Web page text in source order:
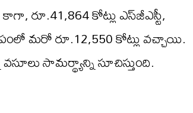
రూ.41,864 కోట్లు ఎస్‌జీఎస్టీ,
మరో రూ.12,550 కోట్లు వచ్చాయి.
సామర్థ్యాన్ని సూచిస్తుంది.